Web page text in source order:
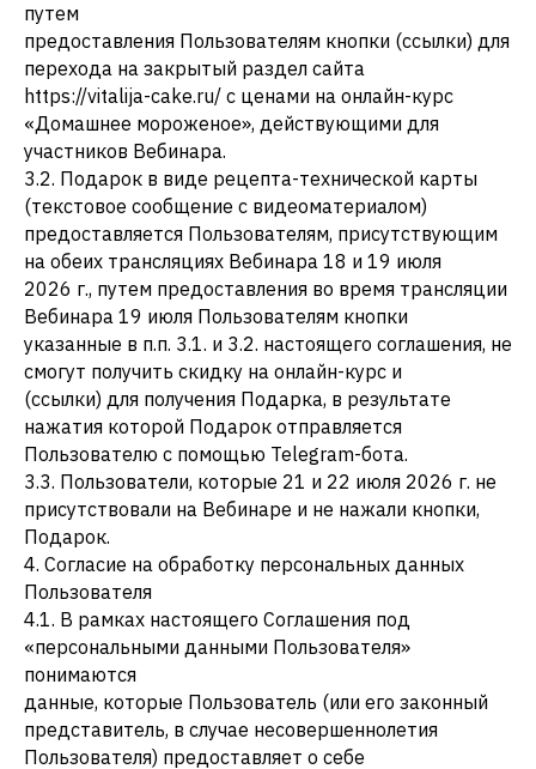
путем
предоставления Пользователям кнопки (ссылки) для
перехода на закрытый раздел сайта
https://vitalija-cake.ru/ с ценами на онлайн-курс
«Домашнее мороженое», действующими для
участников Вебинара.
3.2. Подарок в виде рецепта-технической карты
(текстовое сообщение с видеоматериалом)
предоставляется Пользователям, присутствующим
на обеих трансляциях Вебинара 18 и 19 июля
2026 г., путем предоставления во время трансляции
Вебинара 19 июля Пользователям кнопки
указанные в п.п. 3.1. и 3.2. настоящего соглашения, не
смогут получить скидку на онлайн-курс и
(ссылки) для получения Подарка, в результате
нажатия которой Подарок отправляется
Пользователю с помощью Telegram-бота.
3.3. Пользователи, которые 21 и 22 июля 2026 г. не
присутствовали на Вебинаре и не нажали кнопки,
Подарок.
4. Согласие на обработку персональных данных
Пользователя
4.1. В рамках настоящего Соглашения под
«персональными данными Пользователя»
понимаются
данные, которые Пользователь (или его законный
представитель, в случае несовершеннолетия
Пользователя) предоставляет о себе